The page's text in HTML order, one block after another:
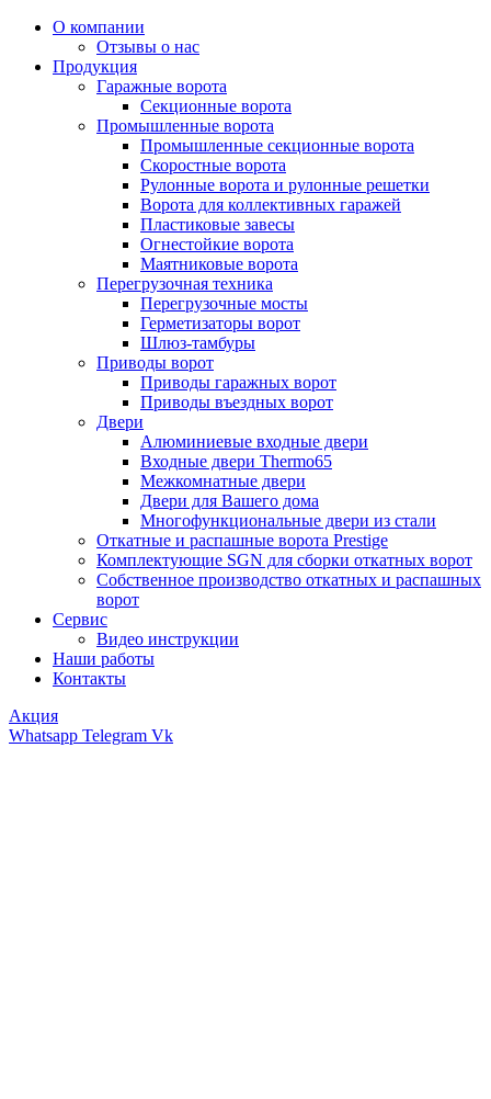
О компании
Отзывы о нас
Продукция
Гаражные ворота
Секционные ворота
Промышленные ворота
Промышленные секционные ворота
Скоростные ворота
Рулонные ворота и рулонные решетки
Ворота для коллективных гаражей
Пластиковые завесы
Огнестойкие ворота
Маятниковые ворота
Перегрузочная техника
Перегрузочные мосты
Герметизаторы ворот
Шлюз-тамбуры
Приводы ворот
Приводы гаражных ворот
Приводы въездных ворот
Двери
Алюминиевые входные двери
Входные двери Thermo65
Межкомнатные двери
Двери для Вашего дома
Многофункциональные двери из стали
Откатные и распашные ворота Prestige
Комплектующие SGN для сборки откатных ворот
Собственное производство откатных и распашных
ворот
Сервис
Видео инструкции
Наши работы
Контакты
Акция
Whatsapp Telegram Vk